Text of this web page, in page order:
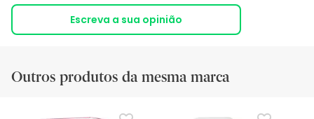
Escreva a sua opinião
Outros produtos da mesma marca